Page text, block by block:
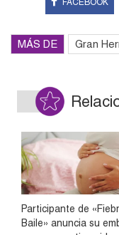
MÁS DE Gran
Participante de
Baile» anuncia su